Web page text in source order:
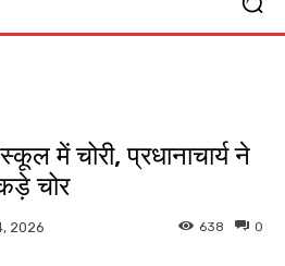
में चोरी, प्रधानाचार्य ने
चोर
2026 0
638